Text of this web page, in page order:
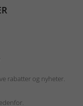
rabatter og nyheter.